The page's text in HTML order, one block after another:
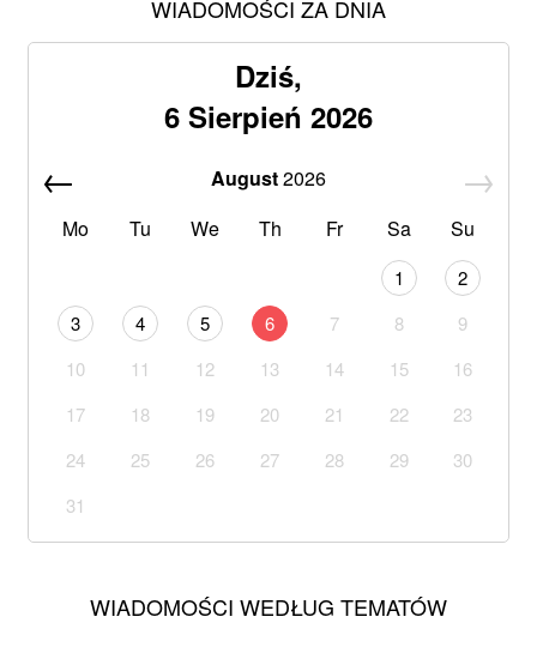
WIADOMOŚCI ZA DNIA
Dziś,
6 Sierpień 2026
August2026
Mo
Tu We Th Fr Sa Su
1
2
3
4 5 6 7 8
9
10
11 12 13 14 15
16
17
18 19 20 21 22
23
24
25 26 27 28 29
30
31
WIADOMOŚCI WEDŁUG TEMATÓW